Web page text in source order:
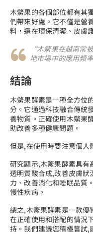
木鱉果的各個部位都有其
們帶來好處。它不僅是營
料，還在環保清潔、皮膚
“木鱉果在越南常
地市場中的應用頻
結論
木鱉果酵素是一種全方位
分。它通過科技融合傳統
養物質。正確使用木鱉果
助改善多種健康問題。
但是,在使用時要注意個人
研究顯示,木鱉果酵素具有
透明質酸合成,改善皮膚
力、改善消化和睡眠品質
慢性疾病。
總之,木鱉果酵素是一款優
在正確使用和搭配的情況
持。我們建議您積極嘗試